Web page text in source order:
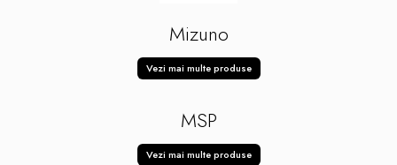
Mizuno
Vezi mai multe produse
MSP
Vezi mai multe produse